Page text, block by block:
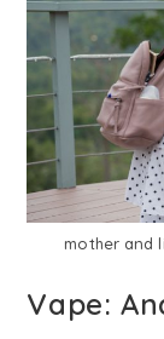
mother and
Vape: